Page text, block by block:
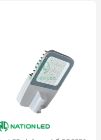
đến 55 độ C ( -20 ~ +55 C)
cao cấp A6030, mika
chống lão hóa.
26 mm